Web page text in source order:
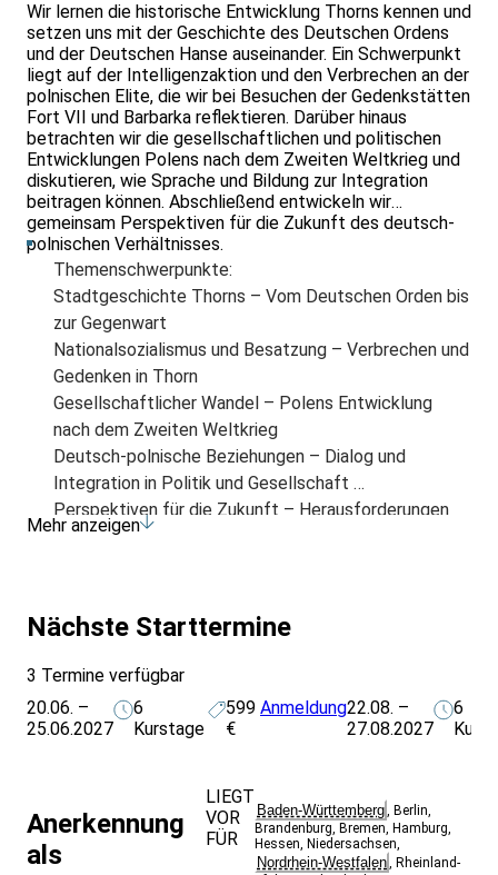
Wir lernen die historische Entwicklung Thorns kennen und
setzen uns mit der Geschichte des Deutschen Ordens
und der Deutschen Hanse auseinander. Ein Schwerpunkt
liegt auf der Intelligenzaktion und den Verbrechen an der
polnischen Elite, die wir bei Besuchen der Gedenkstätten
Fort VII und Barbarka reflektieren. Darüber hinaus
betrachten wir die gesellschaftlichen und politischen
Entwicklungen Polens nach dem Zweiten Weltkrieg und
diskutieren, wie Sprache und Bildung zur Integration
beitragen können. Abschließend entwickeln wir
gemeinsam Perspektiven für die Zukunft des deutsch-
polnischen Verhältnisses.
Themenschwerpunkte:
Stadtgeschichte Thorns – Vom Deutschen Orden bis
zur Gegenwart
Nationalsozialismus und Besatzung – Verbrechen und
Gedenken in Thorn
Gesellschaftlicher Wandel – Polens Entwicklung
nach dem Zweiten Weltkrieg
Deutsch-polnische Beziehungen – Dialog und
Integration in Politik und Gesellschaft
Perspektiven für die Zukunft – Herausforderungen
und Chancen für Polen und Europa
Mehr anzeigen
Nächste Starttermine
3 Termine verfügbar
20.06. –
25.06.2027
6
Kurstage
599
€
Anmeldung22.08. –
27.08.2027
6
Anerkennung
als
LIEGT
VOR
FÜR
Baden-Württemberg, Berlin,
Brandenburg, Bremen, Hamburg,
Hessen, Niedersachsen,
Nordrhein-Westfalen, Rheinland-